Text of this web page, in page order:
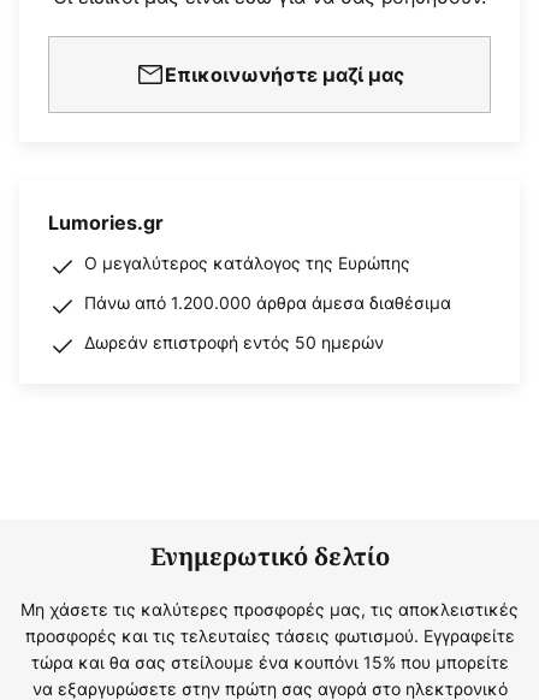
Επικοινωνήστε μαζί μας
Lumories.gr
Ο μεγαλύτερος κατάλογος της Ευρώπης
Πάνω από 1.200.000 άρθρα άμεσα διαθέσιμα
Δωρεάν επιστροφή εντός 50 ημερών
Ενημερωτικό δελτίο
Μη χάσετε τις καλύτερες προσφορές μας, τις αποκλειστικές
προσφορές και τις τελευταίες τάσεις φωτισμού. Εγγραφείτε
τώρα και θα σας στείλουμε ένα κουπόνι 15% που μπορείτε
να εξαργυρώσετε στην πρώτη σας αγορά στο ηλεκτρονικό